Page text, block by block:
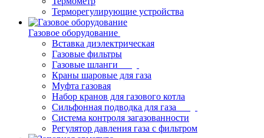
Терморегулирующие устройства
Газовое оборудование
Вставка диэлектрическая
Газовые фильтры
Газовые шланги
Краны шаровые для газа
Муфта газовая
Набор кранов для газового котла
Сильфонная подводка для газа
Система контроля загазованности
Регулятор давления газа с фильтром